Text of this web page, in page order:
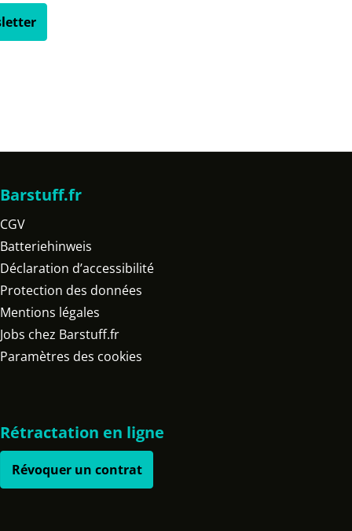
Barstuff.fr
CGV
Batteriehinweis
Déclaration d’accessibilité
Protection des données
Mentions légales
Jobs chez Barstuff.fr
Paramètres des cookies
Rétractation en ligne
Révoquer un contrat